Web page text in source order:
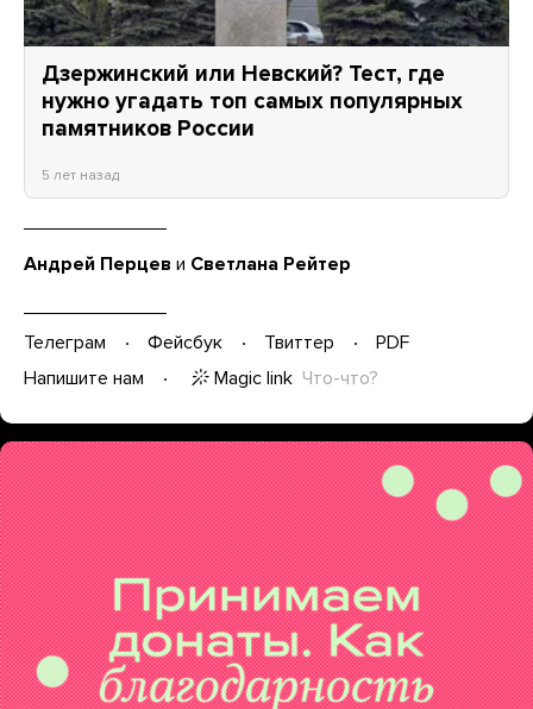
Дзержинский или Невский? Тест, где
нужно угадать топ самых популярных
памятников России
5 лет назад
Андрей Перцев и Светлана Рейтер
Телеграм Фейсбук Твиттер
PDF
Напишите нам
Magic link Что-что?